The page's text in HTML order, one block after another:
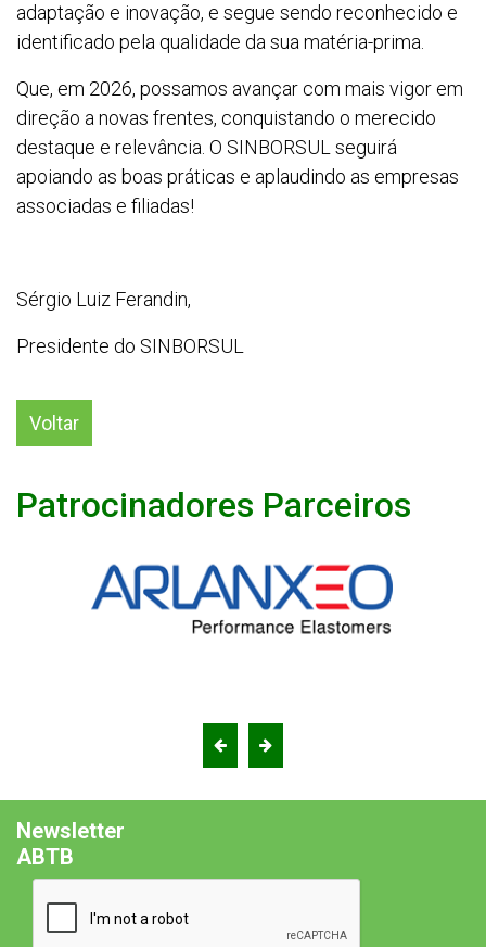
adaptação e inovação, e segue sendo reconhecido e
identificado pela qualidade da sua matéria-prima.
Que, em 2026, possamos avançar com mais vigor em
direção a novas frentes, conquistando o merecido
destaque e relevância. O SINBORSUL seguirá
apoiando as boas práticas e aplaudindo as empresas
associadas e filiadas!
Sérgio Luiz Ferandin,
Presidente do SINBORSUL
Voltar
Patrocinadores Parceiros
Newsletter
ABTB